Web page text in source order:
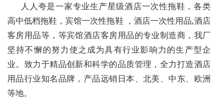
人人夸是一家专业生产星级酒店一次性拖鞋，各类
高中低档拖鞋，宾馆一次性拖鞋 ，酒店一次性用品,酒店
客房用品等，等宾馆酒店客房用品的专业制造商，我厂
坚持不懈的努力使之成为具有行业影响力的生产型企
业。致力于精品创新和科学的品质管理，全力打造酒店
用品行业知名品牌，产品远销日本、北美、中东、欧洲
等地。